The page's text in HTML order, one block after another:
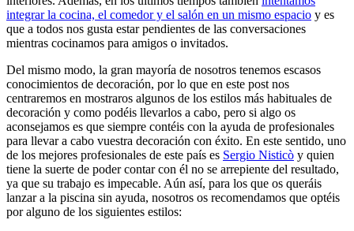
integrar la cocina, el comedor y el salón en un mismo espacio y es
que a todos nos gusta estar pendientes de las conversaciones
mientras cocinamos para amigos o invitados.
Del mismo modo, la gran mayoría de nosotros tenemos escasos
conocimientos de decoración, por lo que en este post nos
centraremos en mostraros algunos de los estilos más habituales de
decoración y como podéis llevarlos a cabo, pero si algo os
aconsejamos es que siempre contéis con la ayuda de profesionales
para llevar a cabo vuestra decoración con éxito. En este sentido, uno
de los mejores profesionales de este país es Sergio Nisticò y quien
tiene la suerte de poder contar con él no se arrepiente del resultado,
ya que su trabajo es impecable. Aún así, para los que os queráis
lanzar a la piscina sin ayuda, nosotros os recomendamos que optéis
por alguno de los siguientes estilos: